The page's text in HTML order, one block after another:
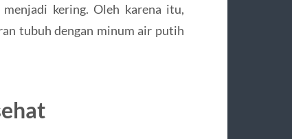
kering. Oleh karena itu,
tubuh dengan minum air putih